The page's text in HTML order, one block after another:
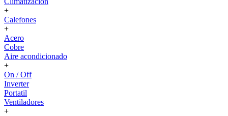
+
Calefones
+
Acero
Cobre
Aire acondicionado
+
On / Off
Inverter
Portatil
Ventiladores
+